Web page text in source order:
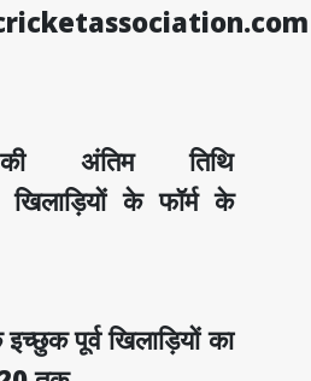
अंतिम तिथि
के फॉर्म के
पूर्व खिलाड़ियों का